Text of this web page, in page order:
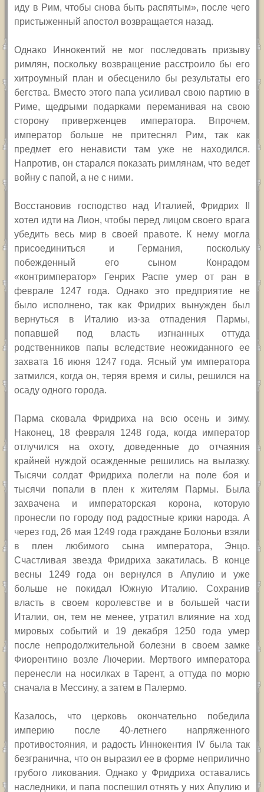
иду в Рим, чтобы снова быть распятым», после чего
пристыженный апостол возвращается назад.
Однако Иннокентий не мог последовать призыву
римлян, поскольку возвращение расстроило бы его
хитроумный план и обесценило бы результаты его
бегства. Вместо этого папа усиливал свою партию в
Риме, щедрыми подарками переманивая на свою
сторону приверженцев императора. Впрочем,
император больше не притеснял Рим, так как
предмет его ненависти там уже не находился.
Напротив, он старался показать римлянам, что ведет
войну с папой, а не с ними.
Восстановив господство над Италией, Фридрих
хотел идти на Лион, чтобы перед лицом своего врага
убедить весь мир в своей правоте. К нему могла
присоединиться и Германия, поскольку
побежденный его сыном Конрадом
«контримператор» Генрих Распе умер от ран в
феврале 1247 года. Однако это предприятие не
было исполнено, так как Фридрих вынужден был
вернуться в Италию из-за отпадения Пармы,
попавшей под власть изгнанных оттуда
родственников папы вследствие неожиданного ее
захвата 16 июня 1247 года. Ясный ум императора
затмился, когда он, теряя время и силы, решился на
осаду одного города.
Парма сковала Фридриха на всю осень и зиму.
Наконец, 18 февраля 1248 года, когда император
отлучился на охоту, доведенные до отчаяния
крайней нуждой осажденные решились на вылазку.
Тысячи солдат Фридриха полегли на поле боя и
тысячи попали в плен к жителям Пармы. Была
захвачена и императорская корона, которую
пронесли по городу под радостные крики народа. А
через год, 26 мая 1249 года граждане Болоньи взяли
в плен любимого сына императора, Энцо.
Счастливая звезда Фридриха закатилась. В конце
весны 1249 года он вернулся в Апулию и уже
больше не покидал Южную Италию. Сохранив
власть в своем королевстве и в большей части
Италии, он, тем не менее, утратил влияние на ход
мировых событий и 19 декабря 1250 года умер
после непродолжительной болезни в своем замке
Фиорентино возле Лючерии. Мертвого императора
перенесли на носилках в Тарент, а оттуда по морю
сначала в Мессину, а затем в Палермо.
Казалось, что церковь окончательно победила
империю после 40-летнего напряженного
противостояния, и радость Иннокентия
IV была так
безгранична, что он выразил ее в форме неприлично
грубого ликования. Однако у Фридриха оставались
наследники, и папа поспешил отнять у них Апулию и